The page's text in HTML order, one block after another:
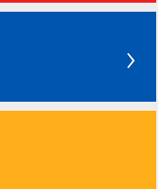
›